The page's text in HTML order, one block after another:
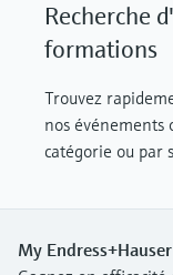
Recherche
formations
Trouvez
nos
catégorie ou par
My Endress+Hauser